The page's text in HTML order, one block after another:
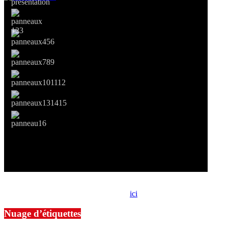
ici
Nuage d’étiquettes